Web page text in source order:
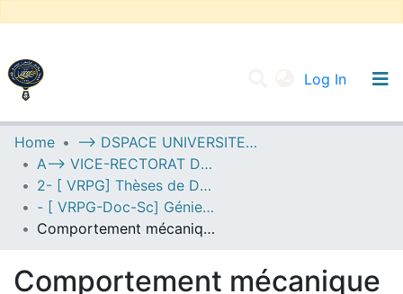
Log In
UNIVERSITY OF D.L SIDI BEL ABBES
Communities & Collections
All of DSpace
Statistics
Home
--> DSPACE UNIVERSITE DJILALLI LIABES DE SIDI BEL ABBES
A--> VICE-RECTORAT DE LA POST-GRADUATION
2- [ VRPG] Thèses de Doctorat en Sciences
- [ VRPG-Doc-Sc] Génie mécanique --- هندسة ميكانيكية
Comportement mécanique des structures dentaires
Comportement mécanique